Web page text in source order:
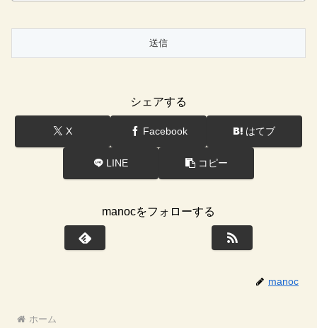
シェアする
X Facebook はてブ
LINE コピー
manocをフォローする
manoc
ホーム